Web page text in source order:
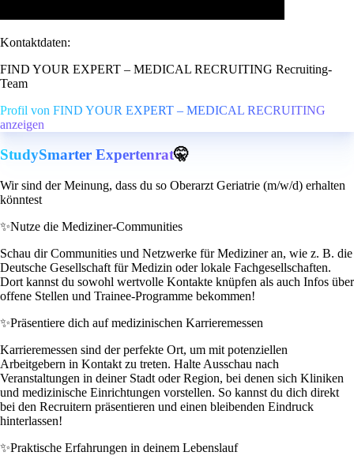
Kontaktdaten:
FIND YOUR EXPERT – MEDICAL RECRUITING Recruiting-
Team
Profil von FIND YOUR EXPERT – MEDICAL RECRUITING
anzeigen
StudySmarter Expertenrat🤫
Wir sind der Meinung, dass du so Oberarzt Geriatrie (m/w/d) erhalten
könntest
✨Nutze die Mediziner-Communities
Schau dir Communities und Netzwerke für Mediziner an, wie z. B. die
Deutsche Gesellschaft für Medizin oder lokale Fachgesellschaften.
Dort kannst du sowohl wertvolle Kontakte knüpfen als auch Infos über
offene Stellen und Trainee-Programme bekommen!
✨Präsentiere dich auf medizinischen Karrieremessen
Karrieremessen sind der perfekte Ort, um mit potenziellen
Arbeitgebern in Kontakt zu treten. Halte Ausschau nach
Veranstaltungen in deiner Stadt oder Region, bei denen sich Kliniken
und medizinische Einrichtungen vorstellen. So kannst du dich direkt
bei den Recruitern präsentieren und einen bleibenden Eindruck
hinterlassen!
✨Praktische Erfahrungen in deinem Lebenslauf